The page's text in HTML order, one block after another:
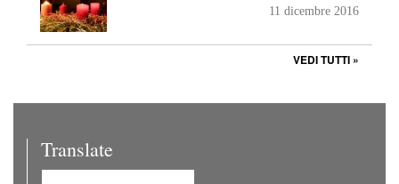
11 dicembre 2016
VEDI TUTTI »
Translate